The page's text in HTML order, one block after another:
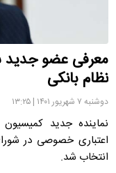
معرفی عضو جدید
نظام بانکی
دوشنبه ۷ شهریور ۱۴۰۱ | ۱۳:۲۵
نماینده جدید
اعتباری خصوصی در
انتخاب شد.